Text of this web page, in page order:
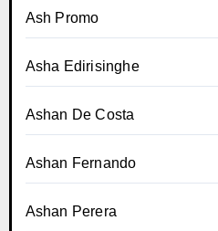
Ash Promo
Asha Edirisinghe
Ashan De Costa
Ashan Fernando
Ashan Perera